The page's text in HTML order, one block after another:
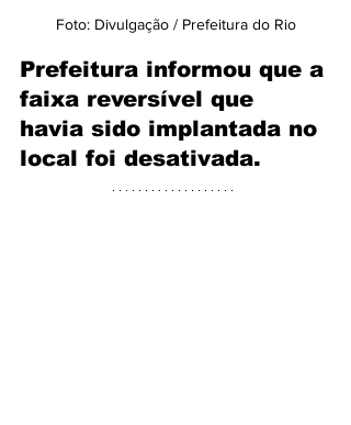
Foto: Divulgação / Prefeitura do Rio
Prefeitura informou que a
faixa reversível que
havia sido implantada no
local foi desativada.